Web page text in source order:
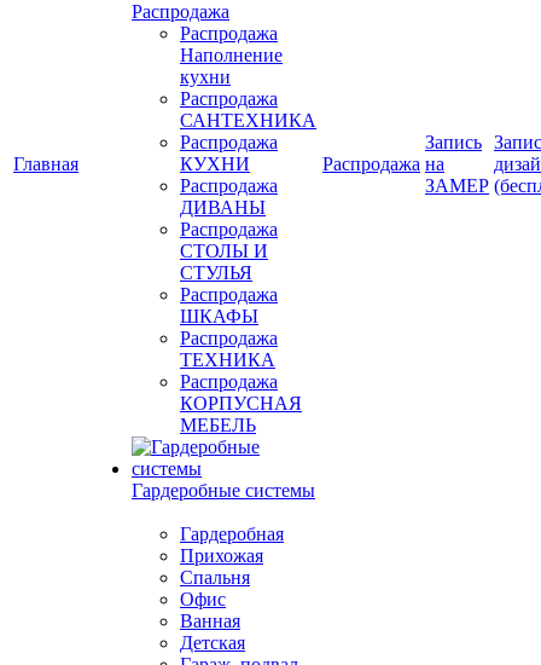
Главная
Распродажа
Распродажа
Наполнение
кухни
Распродажа
САНТЕХНИКА
Распродажа
КУХНИ
Распродажа
ДИВАНЫ
Распродажа
СТОЛЫ И
СТУЛЬЯ
Распродажа
ШКАФЫ
Распродажа
ТЕХНИКА
Распродажа
КОРПУСНАЯ
МЕБЕЛЬ
Гардеробные системы
Гардеробная
Прихожая
Спальня
Офис
Ванная
Детская
Распродажа
Запись
на
ЗАМЕР